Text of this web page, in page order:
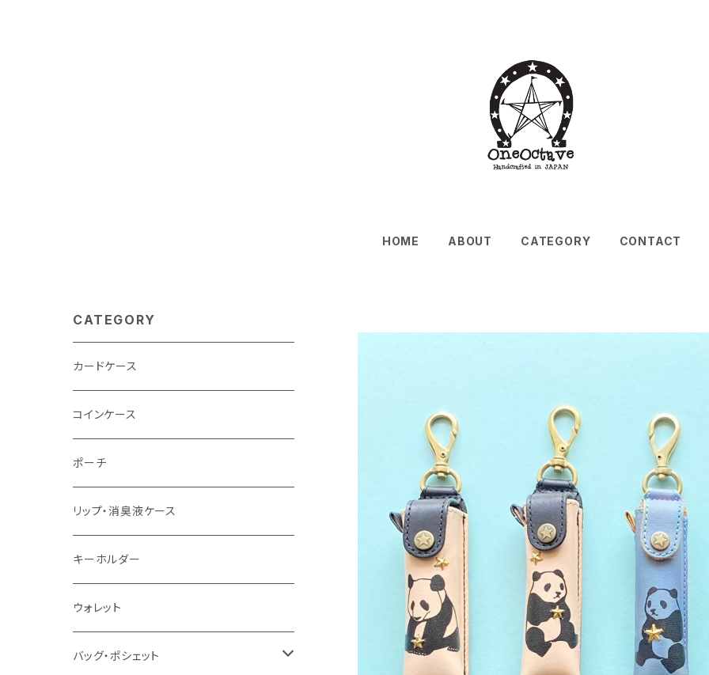
HOME ABOUT CATEGORY CONTACT
CATEGORY
カードケース
コインケース
ポーチ
リップ・消臭液ケース
キーホルダー
ウォレット
バッグ・ポシェット